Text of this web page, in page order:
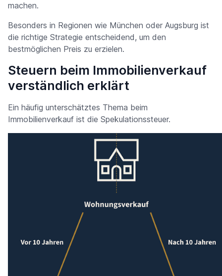
machen.
Besonders in Regionen wie München oder Augsburg ist
die richtige Strategie entscheidend, um den
bestmöglichen Preis zu erzielen.
Steuern beim Immobilienverkauf
verständlich erklärt
Ein häufig unterschätztes Thema beim
Immobilienverkauf ist die Spekulationssteuer.